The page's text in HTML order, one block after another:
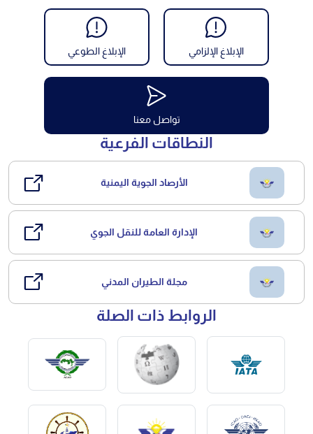
الإبلاغ الإلزامي الإبلاغ الطوعي
تواصل معنا
النطاقات الفرعية
الأرصاد الجوية اليمنية
الإدارة العامة للنقل الجوي
مجلة الطيران المدني
الروابط ذات الصلة